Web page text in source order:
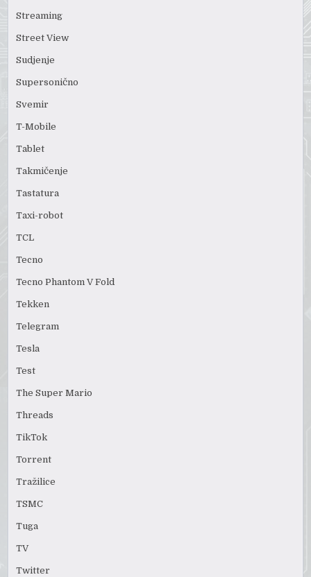
Streaming
Street View
Sudjenje
Supersonično
Svemir
T-Mobile
Tablet
Takmičenje
Tastatura
Taxi-robot
TCL
Tecno
Tecno Phantom V Fold
Tekken
Telegram
Tesla
Test
The Super Mario
Threads
TikTok
Torrent
Tražilice
TSMC
Tuga
TV
Twitter